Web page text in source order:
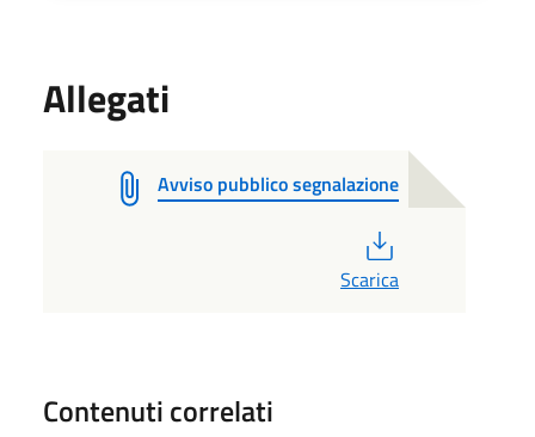
Allegati
Avviso pubblico segnalazione
Scarica
Contenuti correlati